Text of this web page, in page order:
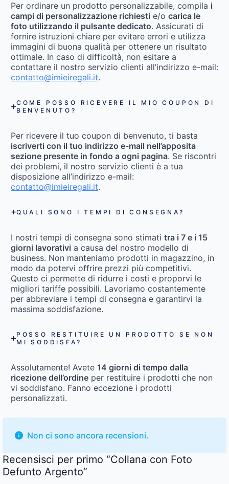
Per ordinare un prodotto personalizzabile, compila i
campi di personalizzazione richiesti e/o carica le
foto utilizzando il pulsante dedicato. Assicurati di
fornire istruzioni chiare per evitare errori e utilizza
immagini di buona qualità per ottenere un risultato
ottimale. In caso di difficoltà, non esitare a
contattare il nostro servizio clienti all’indirizzo e-mail:
contatto@imieiregali.it.
COME POSSO RICEVERE IL MIO COUPON DI
BENVENUTO?
Per ricevere il tuo coupon di benvenuto, ti basta
iscriverti con il tuo indirizzo e-mail nell’apposita
sezione presente in fondo a ogni pagina. Se riscontri
dei problemi, il nostro servizio clienti è a tua
disposizione all’indirizzo e-mail:
contatto@imieiregali.it.
QUALI SONO I TEMPI DI CONSEGNA?
I nostri tempi di consegna sono stimati tra i 7 e i 15
giorni lavorativi a causa del nostro modello di
business. Non manteniamo prodotti in magazzino, in
modo da potervi offrire prezzi più competitivi.
Questo ci permette di ridurre i costi e proporvi le
migliori tariffe possibili. Lavoriamo costantemente
per abbreviare i tempi di consegna e garantirvi la
massima soddisfazione.
POSSO RESTITUIRE UN PRODOTTO SE NON
MI SODDISFA?
Assolutamente! Avete 14 giorni di tempo dalla
ricezione dell’ordine per restituire i prodotti che non
vi soddisfano. Fanno eccezione i prodotti
personalizzati.
Non ci sono ancora recensioni.
Recensisci per primo “Collana con Foto
Defunto Argento”